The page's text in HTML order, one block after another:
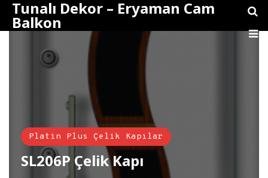
Tunalı Dekor – Eryaman Cam
Balkon
Platin Plus Çelik Kapılar
SL206P Çelik Kapı